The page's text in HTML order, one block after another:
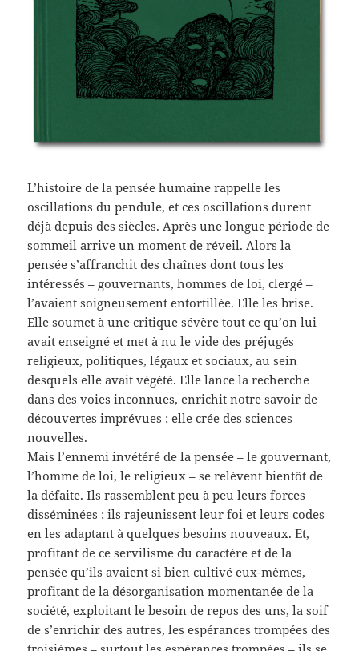
L’histoire de la pensée humaine rappelle les
oscillations du pendule, et ces oscillations durent
déjà depuis des siècles. Après une longue période de
sommeil arrive un moment de réveil. Alors la
pensée s’affranchit des chaînes dont tous les
intéressés – gouvernants, hommes de loi, clergé –
l’avaient soigneusement entortillée. Elle les brise.
Elle soumet à une critique sévère tout ce qu’on lui
avait enseigné et met à nu le vide des préjugés
religieux, politiques, légaux et sociaux, au sein
desquels elle avait végété. Elle lance la recherche
dans des voies inconnues, enrichit notre savoir de
découvertes imprévues ; elle crée des sciences
nouvelles.
Mais l’ennemi invétéré de la pensée – le gouvernant,
l’homme de loi, le religieux – se relèvent bientôt de
la défaite. Ils rassemblent peu à peu leurs forces
disséminées ; ils rajeunissent leur foi et leurs codes
en les adaptant à quelques besoins nouveaux. Et,
profitant de ce servilisme du caractère et de la
pensée qu’ils avaient si bien cultivé eux-mêmes,
profitant de la désorganisation momentanée de la
société, exploitant le besoin de repos des uns, la soif
de s’enrichir des autres, les espérances trompées des